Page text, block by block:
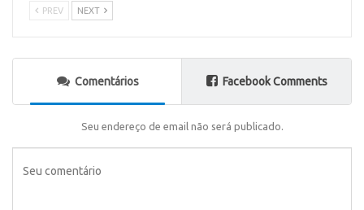
PREV NEXT
Comentários Facebook Comments
Seu endereço de email não será publicado.